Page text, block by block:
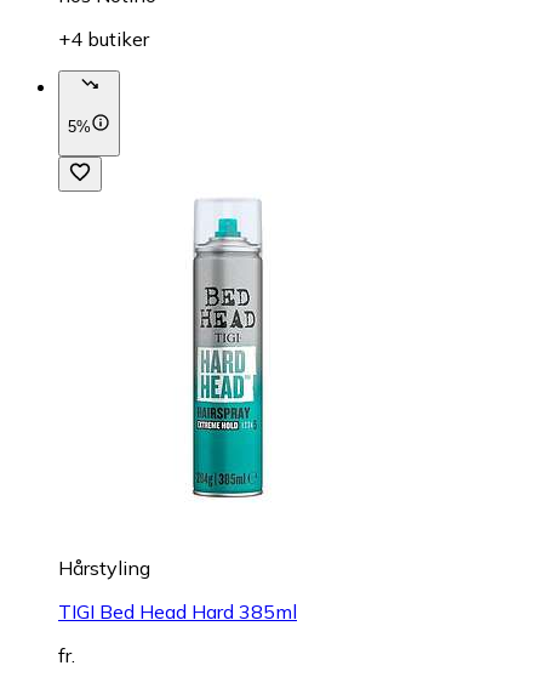
+4 butiker
5%
Hårstyling
TIGI Bed Head Hard 385ml
fr.